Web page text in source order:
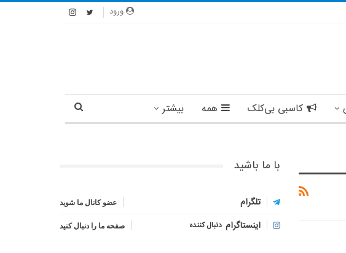
ورود
کاسبی بی‌کلک همه بیشتر
با ما باشید
تلگرام عضو کانال ما شوید
اینستاگرام دنبال کننده صفحه ما را دنبال کنید